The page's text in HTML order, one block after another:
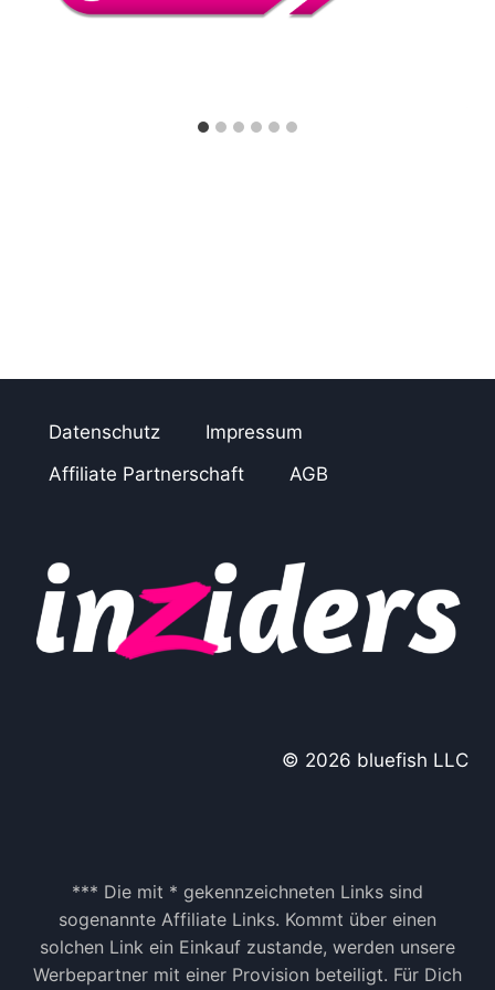
Datenschutz
Impressum
Affiliate Partnerschaft
AGB
© 2026 bluefish LLC
*** Die mit * gekennzeichneten Links sind
sogenannte Affiliate Links. Kommt über einen
solchen Link ein Einkauf zustande, werden unsere
Werbepartner mit einer Provision beteiligt. Für Dich